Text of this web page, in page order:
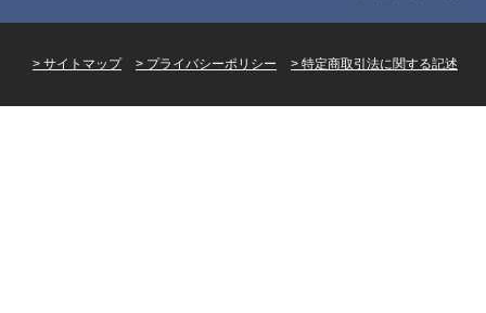
サイトマップ プライバシーポリシー 特定商取引法に関する記述